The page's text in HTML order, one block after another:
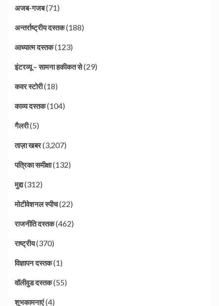
अजब-गजब(71)
अन्तर्राष्ट्रीय दस्तक(188)
आध्यात्म दस्तक(123)
इंटरव्यू – सामना हकीकत से(29)
कवर स्टोरी(18)
काव्य दस्तक(104)
गैलरी(5)
ताज़ा खबर(3,207)
पत्रिका समीक्षा(132)
मुद्दा(312)
मोटीवेशनल स्पीच(22)
राजनीति दस्तक(462)
राष्ट्रीय(370)
विज्ञापन दस्तक(1)
वॉलीवुड दस्तक(55)
शुभकामनाएं(4)